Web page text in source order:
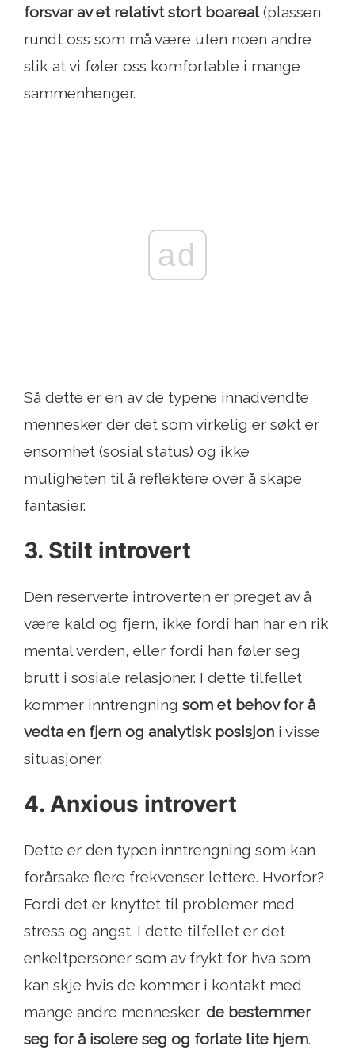
forsvar av et relativt stort boareal(plassen
rundt oss som må være uten noen andre
slik at vi føler oss komfortable i mange
sammenhenger.
ad
Så dette er en av de typene innadvendte
mennesker der det som virkelig er søkt er
ensomhet (sosial status) og ikke
muligheten til å reflektere over å skape
fantasier.
3. Stilt introvert
Den reserverte introverten er preget av å
være kald og fjern, ikke fordi han har en rik
mental verden, eller fordi han føler seg
brutt i sosiale relasjoner. I dette tilfellet
kommer inntrengning som et behov for å
vedta en fjern og analytisk posisjon i visse
situasjoner.
4. Anxious introvert
Dette er den typen inntrengning som kan
forårsake flere frekvenser lettere. Hvorfor?
Fordi det er knyttet til problemer med
stress og angst. I dette tilfellet er det
enkeltpersoner som av frykt for hva som
kan skje hvis de kommer i kontakt med
mange andre mennesker, de bestemmer
seg for å isolere seg og forlate lite hjem.